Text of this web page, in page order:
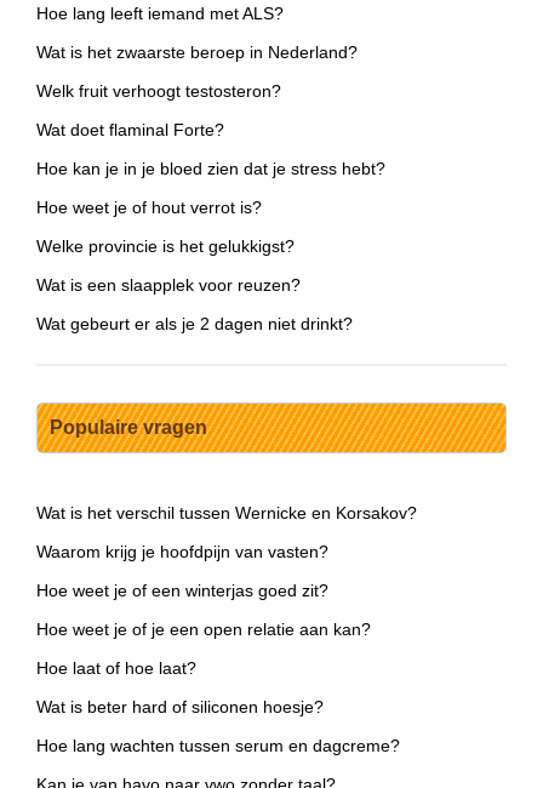
Hoe lang leeft iemand met ALS?
Wat is het zwaarste beroep in Nederland?
Welk fruit verhoogt testosteron?
Wat doet flaminal Forte?
Hoe kan je in je bloed zien dat je stress hebt?
Hoe weet je of hout verrot is?
Welke provincie is het gelukkigst?
Wat is een slaapplek voor reuzen?
Wat gebeurt er als je 2 dagen niet drinkt?
Populaire vragen
Wat is het verschil tussen Wernicke en Korsakov?
Waarom krijg je hoofdpijn van vasten?
Hoe weet je of een winterjas goed zit?
Hoe weet je of je een open relatie aan kan?
Hoe laat of hoe laat?
Wat is beter hard of siliconen hoesje?
Hoe lang wachten tussen serum en dagcreme?